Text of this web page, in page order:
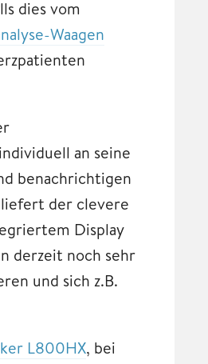
dies vom
Waagen
an seine
benachrichtigen
der clevere
Display
derzeit noch sehr
und sich z.B.
L800HX, bei